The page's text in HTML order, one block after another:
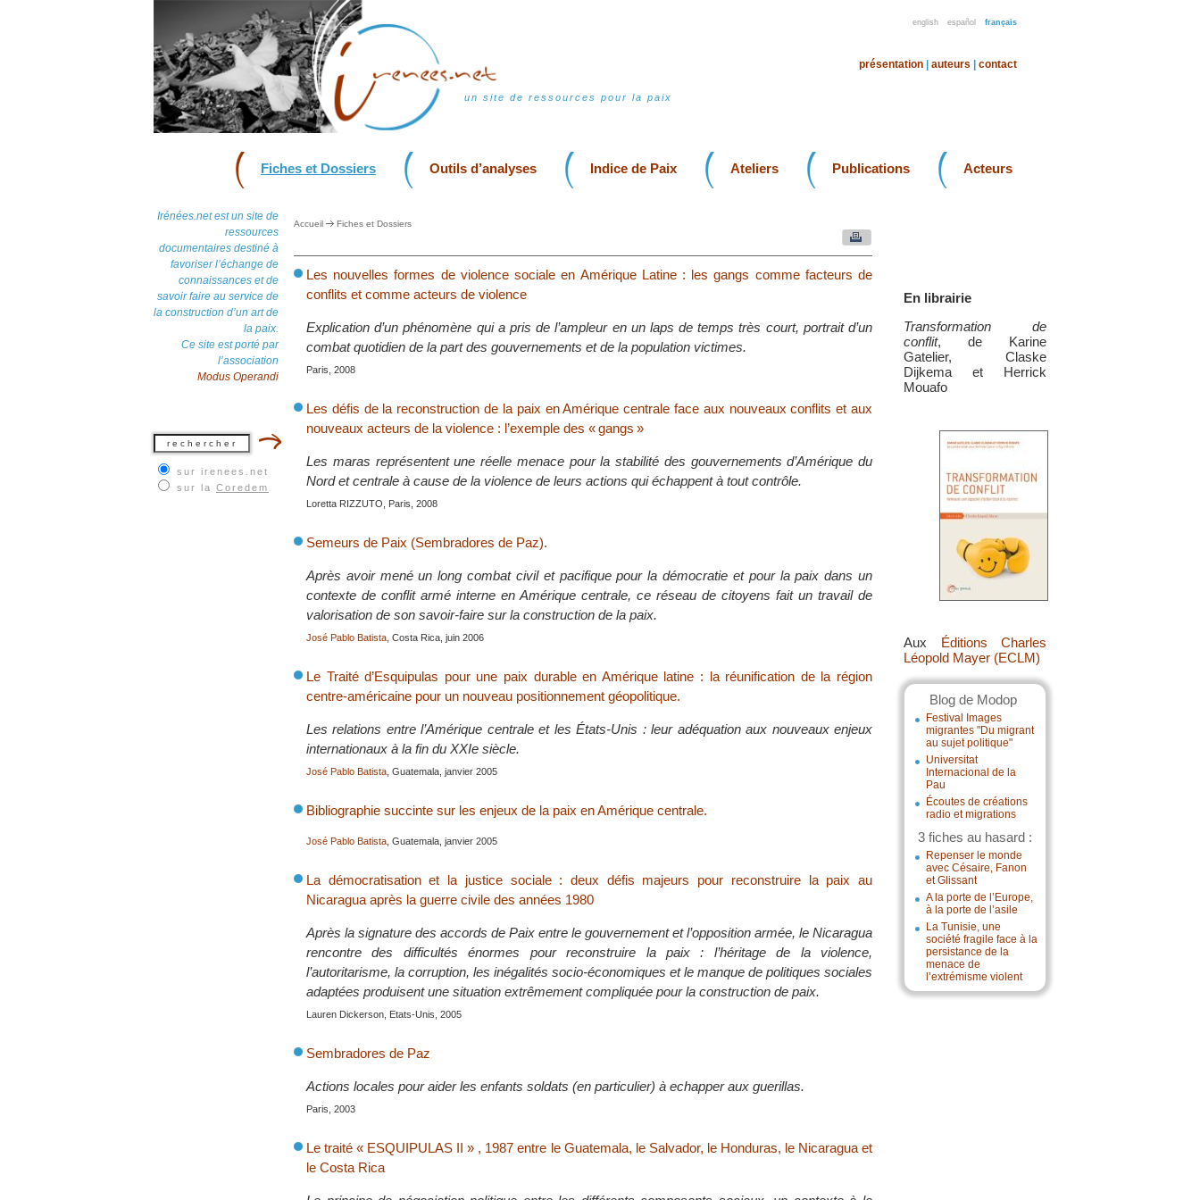
english español français
un site de ressources pour la paix
présentation auteurs contact
Fiches et Dossiers Outils d’analyses Indice de Paix Ateliers Publications Acteurs
Irénées.net est un site de
ressources
documentaires destiné à
favoriser l’échange de
connaissances et de
savoir faire au service de
la construction d’un art de
la paix.
Ce site est porté par
l’association
Modus Operandi
sur irenees.net
sur la Coredem
En librairie
Transformation de
conflit, de Karine
Gatelier, Claske
Dijkema et Herrick
Mouafo
Aux Éditions Charles
Léopold Mayer (ECLM)
Blog de Modop
Festival Images
migrantes "Du migrant
au sujet politique"
Universitat
Internacional de la
Pau
Écoutes de créations
radio et migrations
3 fiches au hasard :
Repenser le monde
avec Césaire, Fanon
et Glissant
A la porte de l’Europe,
à la porte de l’asile
La Tunisie, une
société fragile face à la
persistance de la
menace de
l’extrémisme violent
Accueil Fiches et Dossiers
Les nouvelles formes de violence sociale en Amérique Latine : les gangs comme facteurs de
conflits et comme acteurs de violence
Explication d’un phénomène qui a pris de l’ampleur en un laps de temps très court, portrait d’un
combat quotidien de la part des gouvernements et de la population victimes.
Paris, 2008
Les défis de la reconstruction de la paix en Amérique centrale face aux nouveaux conflits et aux
nouveaux acteurs de la violence : l’exemple des « gangs »
Les maras représentent une réelle menace pour la stabilité des gouvernements d’Amérique du
Nord et centrale à cause de la violence de leurs actions qui échappent à tout contrôle.
Loretta RIZZUTO, Paris, 2008
Semeurs de Paix (Sembradores de Paz).
Après avoir mené un long combat civil et pacifique pour la démocratie et pour la paix dans un
contexte de conflit armé interne en Amérique centrale, ce réseau de citoyens fait un travail de
valorisation de son savoir-faire sur la construction de la paix.
José Pablo Batista , Costa Rica, juin 2006
Le Traité d’Esquipulas pour une paix durable en Amérique latine : la réunification de la région
centre-américaine pour un nouveau positionnement géopolitique.
Les relations entre l’Amérique centrale et les États-Unis : leur adéquation aux nouveaux enjeux
internationaux à la fin du XXIe siècle.
José Pablo Batista , Guatemala, janvier 2005
Bibliographie succinte sur les enjeux de la paix en Amérique centrale.
José Pablo Batista , Guatemala, janvier 2005
La démocratisation et la justice sociale : deux défis majeurs pour reconstruire la paix au
Nicaragua après la guerre civile des années 1980
Après la signature des accords de Paix entre le gouvernement et l’opposition armée, le Nicaragua
rencontre des difficultés énormes pour reconstruire la paix : l’héritage de la violence,
l’autoritarisme, la corruption, les inégalités socio-économiques et le manque de politiques sociales
adaptées produisent une situation extrêmement compliquée pour la construction de paix.
Lauren Dickerson, Etats-Unis, 2005
Sembradores de Paz
Actions locales pour aider les enfants soldats (en particulier) à echapper aux guerillas.
Paris, 2003
Le traité « ESQUIPULAS II » , 1987 entre le Guatemala, le Salvador, le Honduras, le Nicaragua et
le Costa Rica